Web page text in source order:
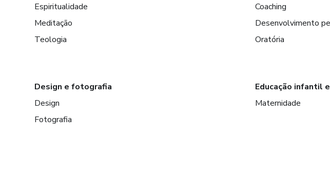
Espiritualidade
Meditação
Teologia
Coaching
Desenvolvimento
Oratória
Design e fotografia
Design
Fotografia
Educação infantil
Maternidade